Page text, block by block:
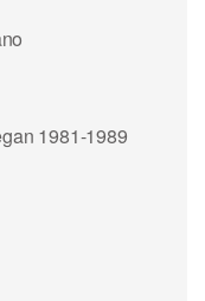
1981-1989